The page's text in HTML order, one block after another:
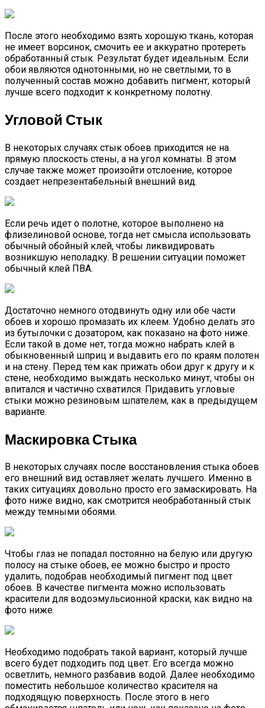
После этого необходимо взять хорошую ткань, которая
не имеет ворсинок, смочить ее и аккуратно протереть
обработанный стык. Результат будет идеальным. Если
обои являются однотонными, но не светлыми, то в
полученный состав можно добавить пигмент, который
лучше всего подходит к конкретному полотну.
Угловой Стык
В некоторых случаях стык обоев приходится не на
прямую плоскость стены, а на угол комнаты. В этом
случае также может произойти отслоение, которое
создает непрезентабельный внешний вид.
Если речь идет о полотне, которое выполнено на
флизелиновой основе, тогда нет смысла использовать
обычный обойный клей, чтобы ликвидировать
возникшую неполадку. В решении ситуации поможет
обычный клей ПВА.
Достаточно немного отодвинуть одну или обе части
обоев и хорошо промазать их клеем. Удобно делать это
из бутылочки с дозатором, как показано на фото ниже.
Если такой в доме нет, тогда можно набрать клей в
обыкновенный шприц и выдавить его по краям полотен
и на стену. Перед тем как прижать обои друг к другу и к
стене, необходимо выждать несколько минут, чтобы он
впитался и частично схватился. Придавить угловые
стыки можно резиновым шпателем, как в предыдущем
варианте.
Маскировка Стыка
В некоторых случаях после восстановления стыка обоев
его внешний вид оставляет желать лучшего. Именно в
таких ситуациях довольно просто его замаскировать. На
фото ниже видно, как смотрится необработанный стык
между темными обоями.
Чтобы глаз не попадал постоянно на белую или другую
полосу на стыке обоев, ее можно быстро и просто
удалить, подобрав необходимый пигмент под цвет
обоев. В качестве пигмента можно использовать
красители для водоэмульсионной краски, как видно на
фото ниже.
Необходимо подобрать такой вариант, который лучше
всего будет подходить под цвет. Его всегда можно
осветлить, немного разбавив водой. Далее необходимо
поместить небольшое количество красителя на
подходящую поверхность. После этого в него